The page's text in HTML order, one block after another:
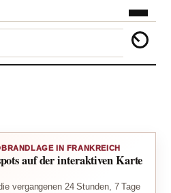
IN FRANKREICH
auf der interaktiven Karte
vergangenen 24 Stunden, 7 Tage